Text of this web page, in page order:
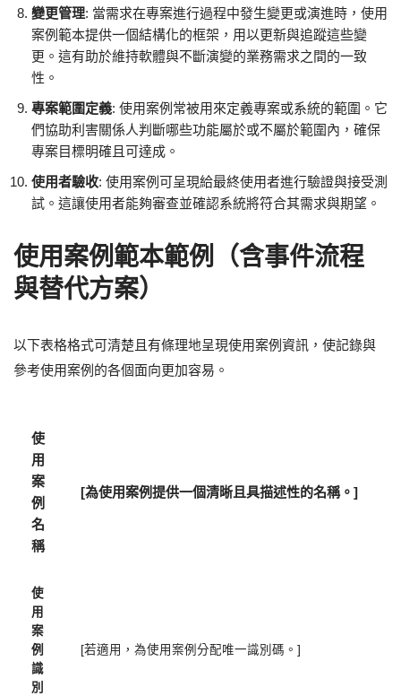
變更管理: 當需求在專案進行過程中發生變更或演進時，使用
案例範本提供一個結構化的框架，用以更新與追蹤這些變
更。這有助於維持軟體與不斷演變的業務需求之間的一致
性。
專案範圍定義: 使用案例常被用來定義專案或系統的範圍。它
們協助利害關係人判斷哪些功能屬於或不屬於範圍內，確保
專案目標明確且可達成。
使用者驗收: 使用案例可呈現給最終使用者進行驗證與接受測
試。這讓使用者能夠審查並確認系統將符合其需求與期望。
使用案例範本範例（含事件流程
與替代方案）
以下表格格式可清楚且有條理地呈現使用案例資訊，使記錄與
參考使用案例的各個面向更加容易。
使
用
案
例
名
稱
[為使用案例提供一個清晰且具描述性的名稱。]
使
用
案
例
識
別
[若適用，為使用案例分配唯一識別碼。]